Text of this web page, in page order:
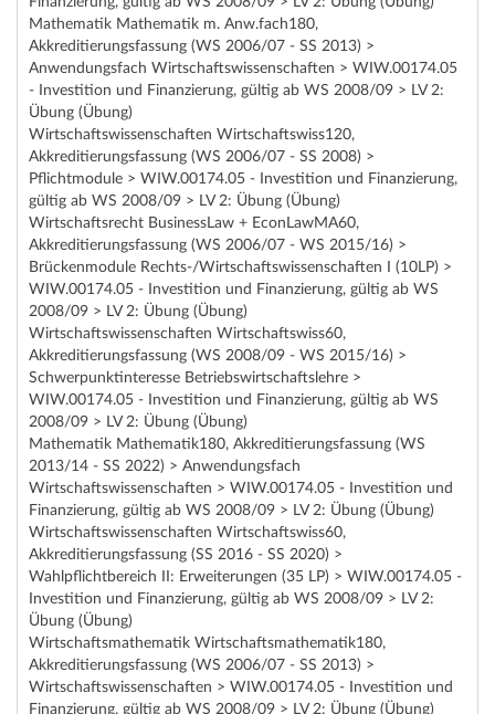
Mathematik Mathematik m. Anw.fach180,
Akkreditierungsfassung (WS 2006/07 - SS 2013) >
Anwendungsfach Wirtschaftswissenschaften > WIW.00174.05
- Investition und Finanzierung, gültig ab WS 2008/09 > LV 2:
Übung (Übung)
Wirtschaftswissenschaften Wirtschaftswiss120,
Akkreditierungsfassung (WS 2006/07 - SS 2008) >
Pflichtmodule > WIW.00174.05 - Investition und Finanzierung,
gültig ab WS 2008/09 > LV 2: Übung (Übung)
Wirtschaftsrecht BusinessLaw + EconLawMA60,
Akkreditierungsfassung (WS 2006/07 - WS 2015/16) >
Brückenmodule Rechts-/Wirtschaftswissenschaften I (10LP) >
WIW.00174.05 - Investition und Finanzierung, gültig ab WS
2008/09 > LV 2: Übung (Übung)
Wirtschaftswissenschaften Wirtschaftswiss60,
Akkreditierungsfassung (WS 2008/09 - WS 2015/16) >
Schwerpunktinteresse Betriebswirtschaftslehre >
WIW.00174.05 - Investition und Finanzierung, gültig ab WS
2008/09 > LV 2: Übung (Übung)
Mathematik Mathematik180, Akkreditierungsfassung (WS
2013/14 - SS 2022) > Anwendungsfach
Wirtschaftswissenschaften > WIW.00174.05 - Investition und
Finanzierung, gültig ab WS 2008/09 > LV 2: Übung (Übung)
Wirtschaftswissenschaften Wirtschaftswiss60,
Akkreditierungsfassung (SS 2016 - SS 2020) >
Wahlpflichtbereich II: Erweiterungen (35 LP) > WIW.00174.05 -
Investition und Finanzierung, gültig ab WS 2008/09 > LV 2:
Übung (Übung)
Wirtschaftsmathematik Wirtschaftsmathematik180,
Akkreditierungsfassung (WS 2006/07 - SS 2013) >
Wirtschaftswissenschaften > WIW.00174.05 - Investition und
Finanzierung, gültig ab WS 2008/09 > LV 2: Übung (Übung)